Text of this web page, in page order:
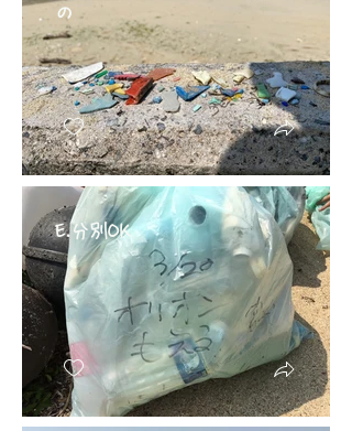
の
E.分別OK